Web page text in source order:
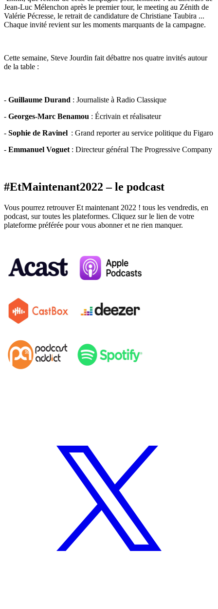
Jean-Luc Mélenchon après le premier tour, le meeting au Zénith de
Valérie Pécresse, le retrait de candidature de Christiane Taubira ...
Chaque invité revient sur les moments marquants de la campagne.
Cette semaine, Steve Jourdin fait débattre nos quatre invités autour
de la table :
- Guillaume Durand : Journaliste à Radio Classique
- Georges-Marc Benamou : Écrivain et réalisateur
- Sophie de Ravinel : Grand reporter au service politique du Figaro
- Emmanuel Voguet : Directeur général The Progressive Company
#EtMaintenant2022 – le podcast
Vous pourrez retrouver Et maintenant 2022 ! tous les vendredis, en
podcast, sur toutes les plateformes. Cliquez sur le lien de votre
plateforme préférée pour vous abonner et ne rien manquer.